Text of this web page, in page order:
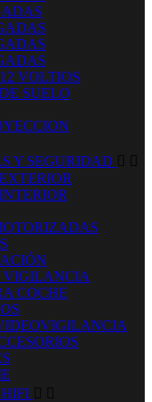
VOLTIOS
SUELO
Y SEGURIDAD  
VIGILANCIA
COCHE
 